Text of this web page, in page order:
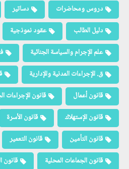
دروس ومحاضرات دساتير
دليل الطالب
عقود نموذجية
علم الإجرام والسياسة الجنائية
ق. الإجراءات المدنية والإدارية
قانون أعمال
قانون الإجراءات
قانون الإستهلاك
قانون الأسرة
قانون التأمين
قانون التعمير
قانون الجماعات المحلية
قانون